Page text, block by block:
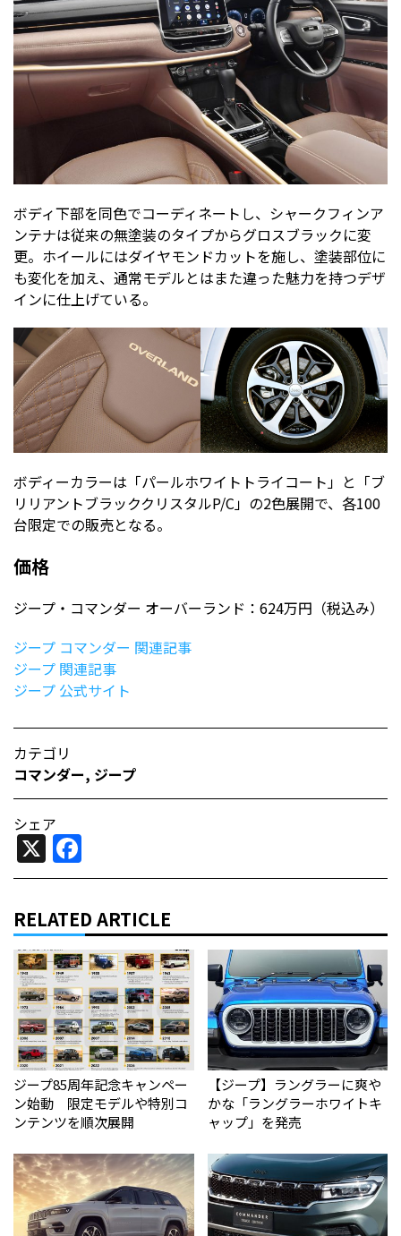
ボディ下部を同色でコーディネートし、シャークフィンア
ンテナは従来の無塗装のタイプからグロスブラックに変
更。ホイールにはダイヤモンドカットを施し、塗装部位に
も変化を加え、通常モデルとはまた違った魅力を持つデザ
インに仕上げている。
ボディーカラーは「パールホワイトトライコート」と「ブ
リリアントブラッククリスタルP/C」の2色展開で、各100
台限定での販売となる。
価格
ジープ・コマンダー オーバーランド：624万円（税込み）
ジープ コマンダー 関連記事
ジープ 関連記事
ジープ 公式サイト
カテゴリ
コマンダー, ジープ
シェア
X
RELATED ARTICLE
ジープ85周年記念キャンペー
ン始動 限定モデルや特別コ
ンテンツを順次展開
【ジープ】ラングラーに爽や
かな「ラングラーホワイトキ
ャップ」を発売